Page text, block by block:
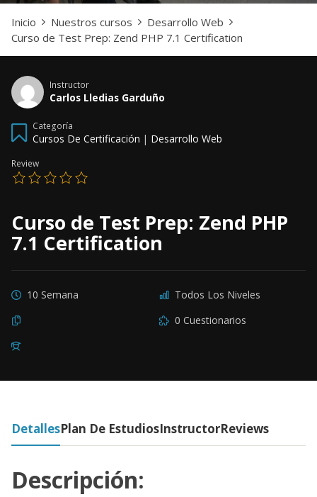
Inicio Nuestros cursos
Desarrollo Web
Curso de Test Prep: Zend PHP 7.1 Certification
Instructor
Carlos Lledias Garduño
Categoría
Cursos De Certificación | Desarrollo Web
Review
Curso de Test Prep: Zend PHP
7.1 Certification
10 Semana
Todos Los Niveles
0 Cuestionarios
DetallesPlan De EstudiosInstructorReviews
Descripción: